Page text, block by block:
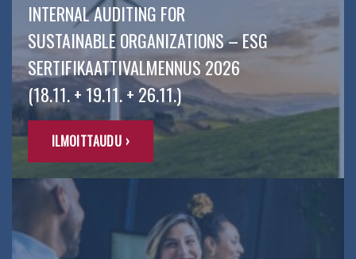
INTERNAL AUDITING FOR
SUSTAINABLE ORGANIZATIONS – ESG
SERTIFIKAATTIVALMENNUS 2026
(18.11. + 19.11. + 26.11.)
ILMOITTAUDU ›